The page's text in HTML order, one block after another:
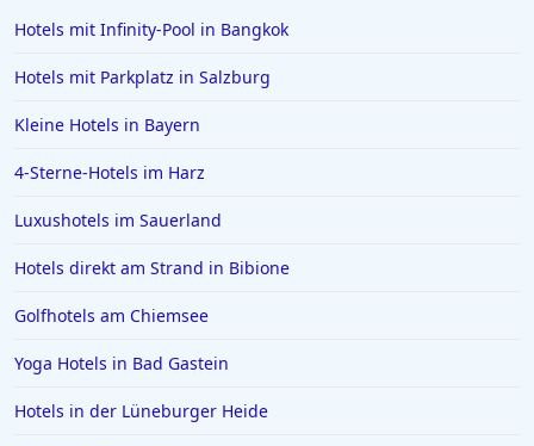
Hotels mit Infinity-Pool in Bangkok
Hotels mit Parkplatz in Salzburg
Kleine Hotels in Bayern
4-Sterne-Hotels im Harz
Luxushotels im Sauerland
Hotels direkt am Strand in Bibione
Golfhotels am Chiemsee
Yoga Hotels in Bad Gastein
Hotels in der Lüneburger Heide